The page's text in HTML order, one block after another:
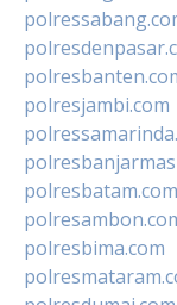
polresjambi.com
polresbatam.com
polresbima.com